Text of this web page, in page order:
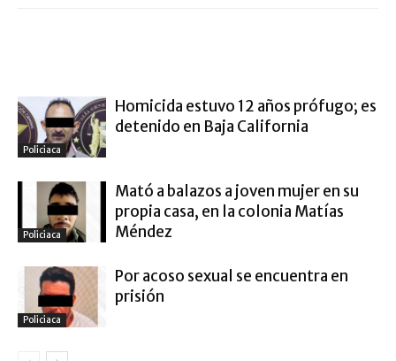
Policiaca
Homicida estuvo 12 años prófugo; es
detenido en Baja California
Policiaca
Mató a balazos a joven mujer en su
propia casa, en la colonia Matías
Méndez
Policiaca
Por acoso sexual se encuentra en
prisión